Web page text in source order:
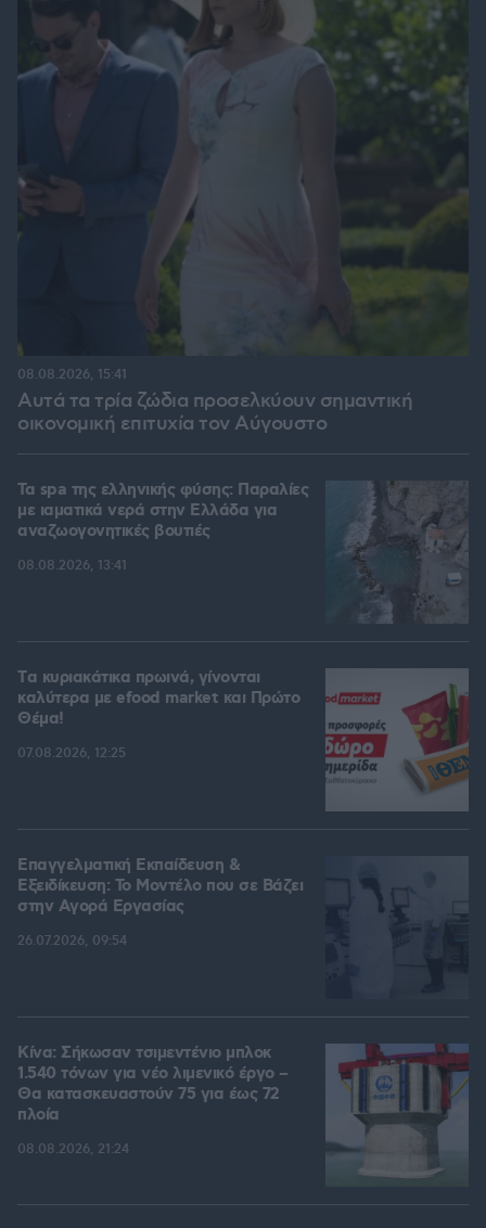
Αυτά τα τρία ζώδια προσελκύουν σημαντική
οικονομική επιτυχία τον Αύγουστο
08.08.2026, 15:41
Τα spa της ελληνικής φύσης: Παραλίες
με ιαματικά νερά στην Ελλάδα για
αναζωογονητικές βουτιές
08.08.2026, 13:41
Tα κυριακάτικα πρωινά, γίνονται
καλύτερα με efood market και Πρώτο
Θέμα!
07.08.2026, 12:25
Επαγγελματική Εκπαίδευση &
Εξειδίκευση: Το Mοντέλο που σε Bάζει
στην Aγορά Eργασίας
26.07.2026, 09:54
Κίνα: Σήκωσαν τσιμεντένιο μπλοκ
1.540 τόνων για νέο λιμενικό έργο –
Θα κατασκευαστούν 75 για έως 72
πλοία
08.08.2026, 21:24